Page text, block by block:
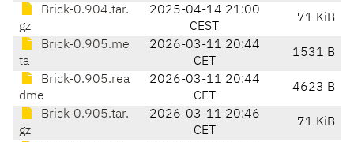
Brick-0.904.tar.
gz
2025-04-14 21:00
CEST
71 KiB
Brick-0.905.me
ta
2026-03-11 20:44
CET
1531 B
Brick-0.905.rea
dme
2026-03-11 20:44
CET
4623 B
Brick-0.905.tar.
gz
2026-03-11 20:46
CET
71 KiB